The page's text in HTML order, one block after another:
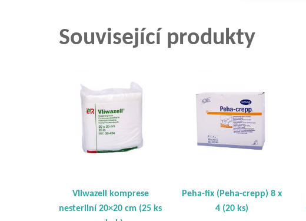
Související produkty
Vliwazell komprese
nesterilní 20×20 cm (25 ks
Peha-fix (Peha-crepp) 8 x
4 (20 ks)